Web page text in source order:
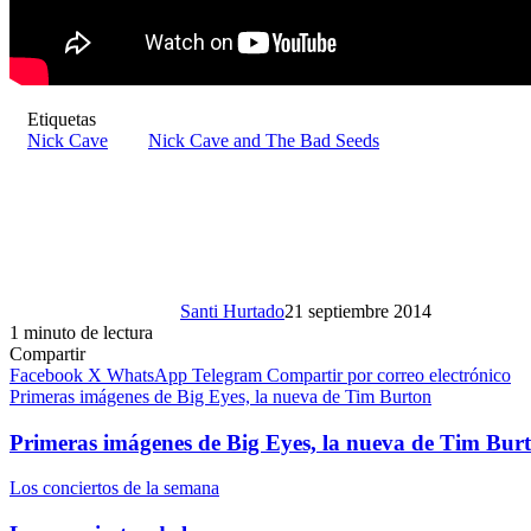
Etiquetas
Nick Cave
Nick Cave and The Bad Seeds
Santi Hurtado21 septiembre 2014
1 minuto de lectura
Compartir
Facebook X WhatsApp Telegram Compartir por correo electrónico
Primeras imágenes de Big Eyes, la nueva de Tim Burton
Primeras imágenes de Big Eyes, la nueva de Tim
Los conciertos de la semana